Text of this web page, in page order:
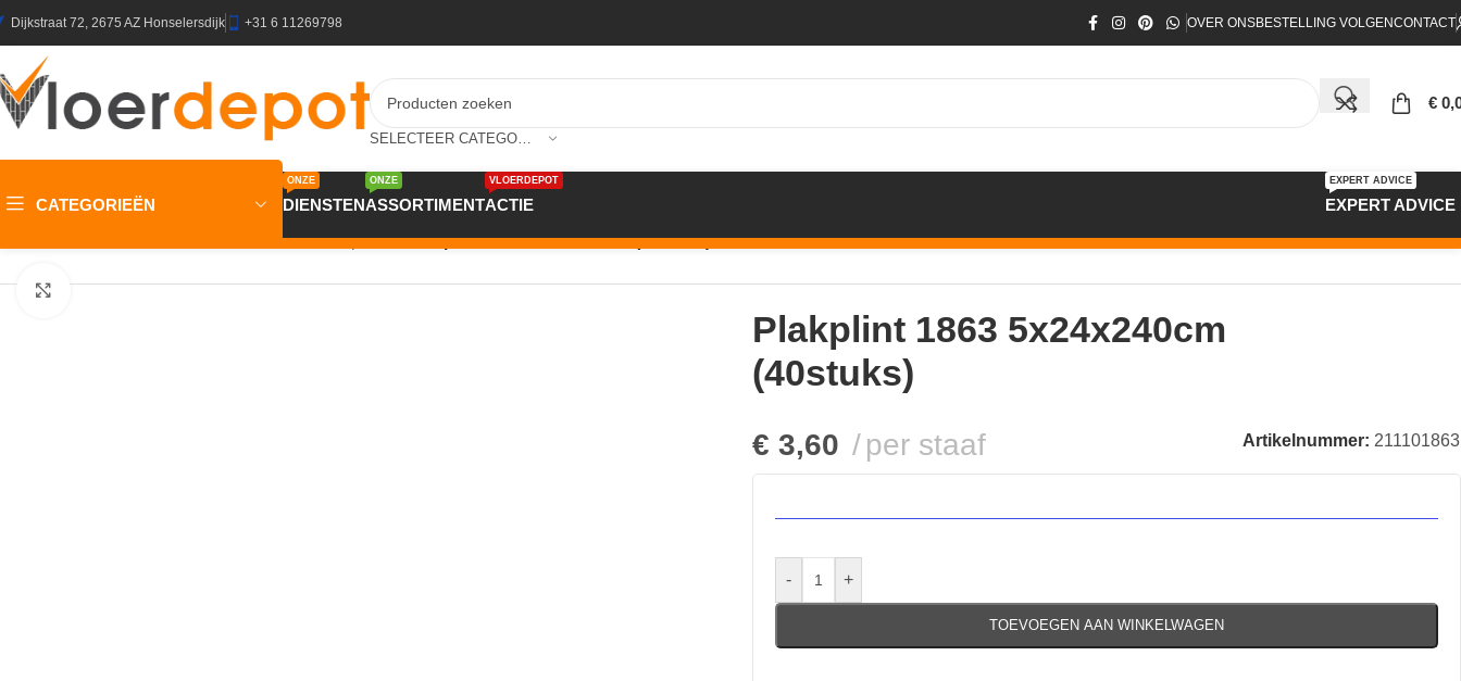
Dijkstraat 72, 2675 AZ Honselersdijk +31 6 11269798 OVER ONSBESTELLING VOLGENCONTACT
€
CATEGORIEËN DIENSTEN
ONZE
ASSORTIMENT
ONZE
ACTIE
VLOERDEPOT
EXPERT ADVICE
EXPERT ADVICE
Plinten/Plakplinten/Plakplint 1863 5x24x240cm (40stuks)
Klik om te vergroten
Plakplint 1863 5x24x240cm
(40stuks)
€ 3,60 per staaf Artikelnummer: 211101863
- +
TOEVOEGEN AAN WINKELWAGEN